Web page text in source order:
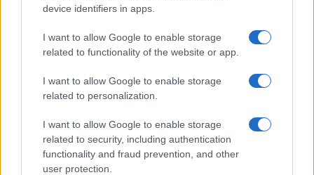
device identifiers in apps.
I want to allow Google to enable storage
related to functionality of the website or app.
I want to allow Google to enable storage
related to personalization.
I want to allow Google to enable storage
related to security, including authentication
functionality and fraud prevention, and other
user protection.
Conference League: Με τον ηττημένο του
Χράντετς Κράλοβε – Μπεσίκτας ο Παναθηναϊκός